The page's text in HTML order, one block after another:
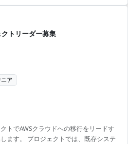
トリーダー募集
ア
トでAWSクラウドへの移行をリードす
ます。 プロジェクトでは、既存システ